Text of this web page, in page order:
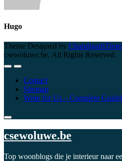
Hugo
Theme Designed by
csewoluwe.be. All Rights Reserved.
Contact
Sitemap
Write for Us – Complete
csewoluwe.be
Top woonblogs die je interieur naar